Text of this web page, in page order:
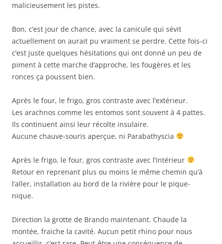
malicieusement les pistes.
Bon, c’est jour de chance, avec la canicule qui sévit
actuellement on aurait pu vraiment se perdre. Cette fois-ci
c’est juste quelques hésitations qui ont donné un peu de
piment à cette marche d’approche, les fougères et les
ronces ça poussent bien.
Après le four, le frigo, gros contraste avec l’extérieur.
Les arachnos comme les entomos sont souvent à 4 pattes.
Ils continuent ainsi leur récolte insulaire.
Aucune chauve-souris aperçue, ni Parabathyscia
Après le frigo, le four, gros contraste avec l’intérieur
Retour en reprenant plus ou moins le même chemin qu’à
l’aller, installation au bord de la rivière pour le pique-
nique.
Direction la grotte de Brando maintenant. Chaude la
montée, fraiche la cavité. Aucun petit rhino pour nous